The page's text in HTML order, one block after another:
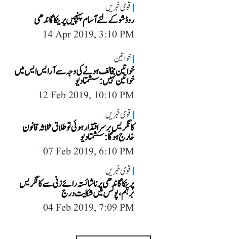
قومی خبریں
روڈ شو کے لئے آسام پہنچیں پرینکا گاندھی
14 Apr 2019, 3:10 PM
خواتین
خواتین مخالف ہونے کی وجہ سے آر ایس ایس میں
خواتین نہیں: سشمتا دیو
12 Feb 2019, 10:10 PM
قومی خبریں
کانگریس برسراقتدار ہوئی تو طلاق ثلاثہ قانون
خارج ہوگا: سشمتا دیو
07 Feb 2019, 6:10 PM
قومی خبریں
پرینکا گاندھی پر ناشائستہ رائے زنی سے کانگریس
برہم، پولس میں شکایت درج
04 Feb 2019, 7:09 PM